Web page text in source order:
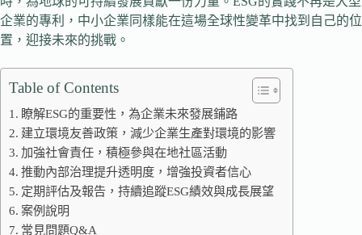
企業的專利，中小企業同樣能在這場全球性變革中找到自己的位
置，迎接未來的挑戰。
Table of Contents
瞭解ESG的重要性，為企業未來發展鋪路
建立環境友善政策，減少企業生產對環境的影響
加強社會責任，積極參與在地社區活動
推動內部治理提升透明度，增強投資者信心
定期評估及報告，持續追蹤ESG績效與成長展望
案例說明
常見問題Q&A